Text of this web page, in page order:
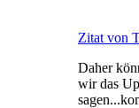
Zitat von
Daher
wir das